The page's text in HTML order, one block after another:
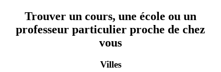
Trouver un cours, une école ou un
professeur particulier proche de chez
vous
Villes